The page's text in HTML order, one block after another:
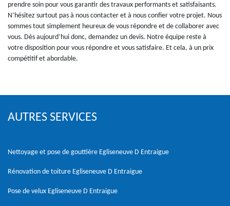
prendre soin pour vous garantir des travaux performants et satisfaisants.
N’hésitez surtout pas à nous contacter et à nous confier votre projet. Nous
sommes tout simplement heureux de vous répondre et de collaborer avec
vous. Dès aujourd’hui donc, demandez un devis. Notre équipe reste à
votre disposition pour vous répondre et vous satisfaire. Et cela, à un prix
compétitif et abordable.
AUTRES SERVICES
Nettoyage et pose de gouttière Egliseneuve D Entraigue
Rénovation de toiture Egliseneuve D Entraigue
Pose de velux Egliseneuve D Entraigue